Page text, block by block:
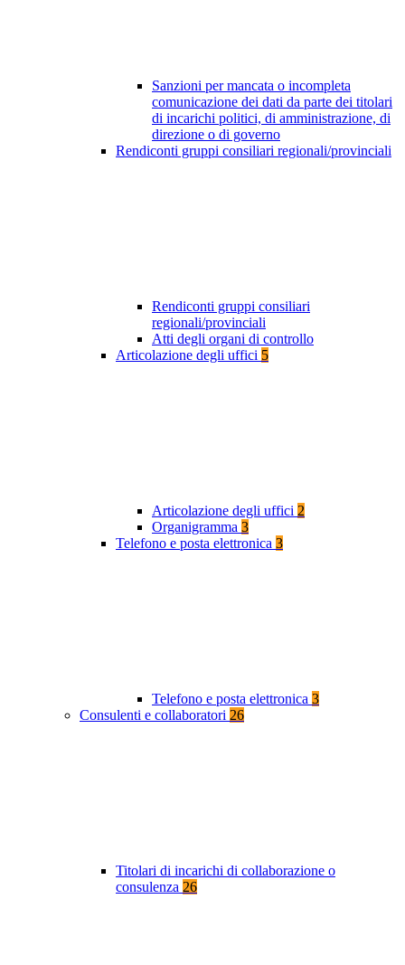
Sanzioni per mancata o incompleta
comunicazione dei dati da parte dei titolari
di incarichi politici, di amministrazione, di
direzione o di governo
Rendiconti gruppi consiliari regionali/provinciali
Rendiconti gruppi consiliari
regionali/provinciali
Atti degli organi di controllo
Articolazione degli uffici 5
Articolazione degli uffici 2
Organigramma 3
Telefono e posta elettronica 3
Telefono e posta elettronica 3
Consulenti e collaboratori 26
Titolari di incarichi di collaborazione o
consulenza 26